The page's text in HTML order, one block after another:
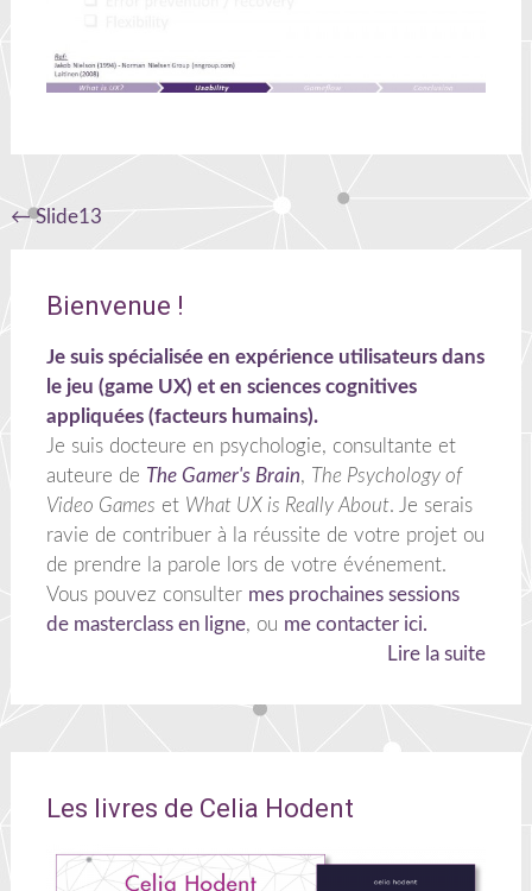
Navigation
l'article
←Slide13
Bienvenue !
Je suis spécialisée en expérience utilisateurs dans
le jeu (game UX) et en sciences cognitives
appliquées (facteurs humains).
Je suis docteure en psychologie, consultante et
auteure de The Gamer's Brain, The Psychology of
Video Games et What UX is Really About. Je serais
ravie de contribuer à la réussite de votre projet ou
de prendre la parole lors de votre événement.
Vous pouvez consulter mes prochaines sessions
de masterclass en ligne, ou me contacter ici.
Lire la suite
Les livres de Celia Hodent